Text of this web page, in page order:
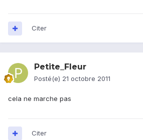
Citer
Petite_Fleur
Posté(e) 21 octobre 2011
cela ne marche pas
Citer